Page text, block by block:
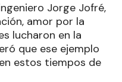
Jorge Jofré,
amor por la
lucharon en la
que ese ejemplo
estos tiempos de